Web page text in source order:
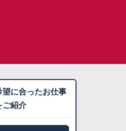
に合ったお仕事
ご紹介